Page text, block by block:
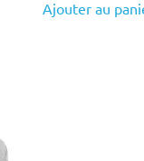
Ajouter au